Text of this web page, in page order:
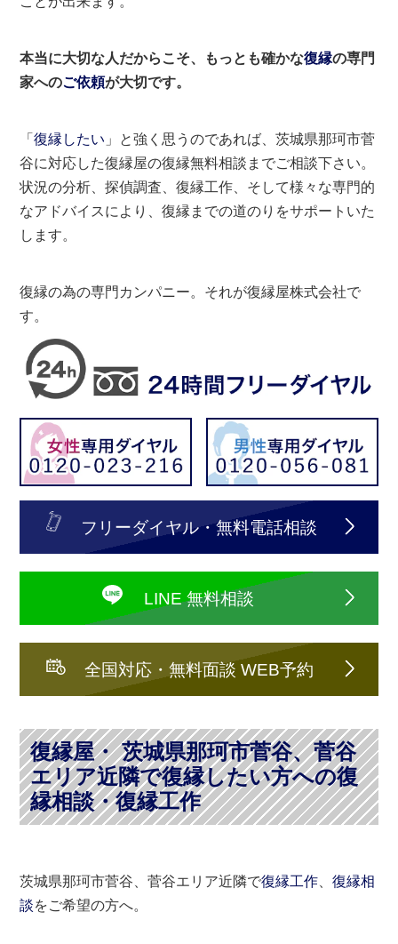
本当に大切な人だからこそ、もっとも確かな復縁の専門
家へのご依頼が大切です。
「復縁したい 」と強く思うのであれば、茨城県那珂市菅
谷に対応した復縁屋の復縁無料相談までご相談下さい。
状況の分析、探偵調査、復縁工作、そして様々な専門的
なアドバイスにより、復縁までの道のりをサポートいた
します。
復縁の為の専門カンパニー。それが復縁屋株式会社で
す。
フリーダイヤル・無料電話相談
LINE 無料相談
全国対応・無料面談 WEB予約
復縁屋・ 茨城県那珂市菅谷、菅谷
エリア近隣で復縁したい方への復
縁相談・復縁工作
茨城県那珂市菅谷、菅谷エリア近隣で復縁工作 、復縁相
談をご希望の方へ。